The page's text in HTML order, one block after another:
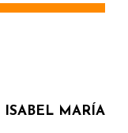
ISABEL MARÍA